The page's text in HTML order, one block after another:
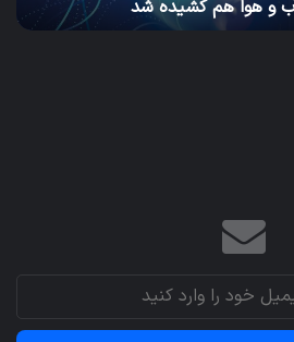
و هوا هم کشیده شد